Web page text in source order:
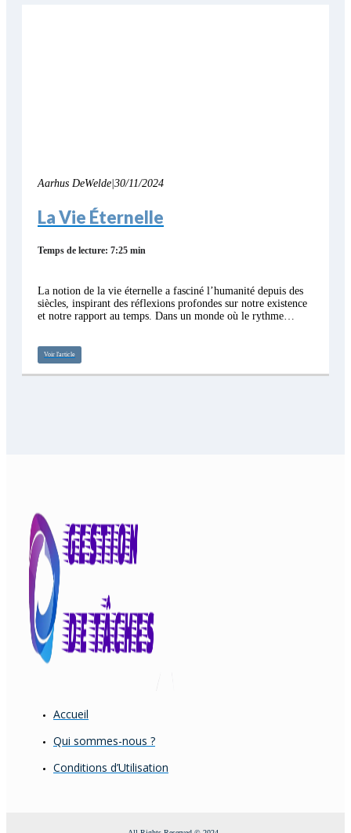
Aarhus DeWelde 30/11/2024
La Vie Éternelle
Temps de lecture: 7:25 min
La notion de la vie éternelle a fasciné l’humanité depuis des
siècles, inspirant des réflexions profondes sur notre existence
et notre rapport au temps. Dans un monde où le rythme…
Voir l'article
Accueil
Qui sommes-nous ?
Conditions d’Utilisation